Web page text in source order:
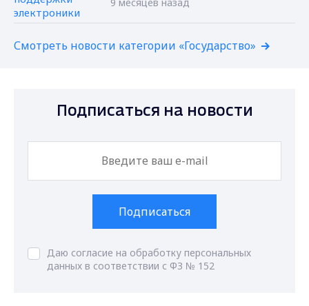
Смотреть новости категории «Государство»
Подписаться на новости
Подписаться
Даю согласие на обработку персональных
данных в соответствии с ФЗ № 152